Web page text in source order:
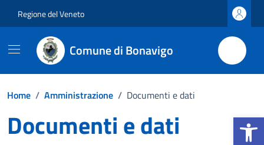
Apri la
Regione del Veneto
Comune di Bonavigo
Home / Amministrazione / Documenti e dati
Documenti e dati